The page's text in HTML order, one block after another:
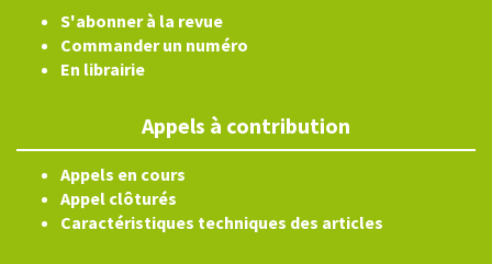
S'abonner à la revue
Commander un numéro
En librairie
Appels à contribution
Appels en cours
Appel clôturés
Caractéristiques techniques des articles